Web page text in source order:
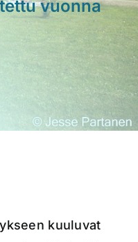
vuonna
kuuluvat